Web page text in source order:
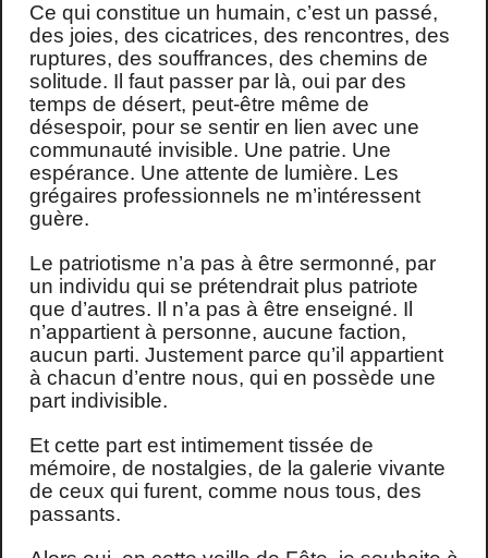
Ce qui constitue un humain, c’est un passé,
des joies, des cicatrices, des rencontres, des
ruptures, des souffrances, des chemins de
solitude. Il faut passer par là, oui par des
temps de désert, peut-être même de
désespoir, pour se sentir en lien avec une
communauté invisible. Une patrie. Une
espérance. Une attente de lumière. Les
grégaires professionnels ne m’intéressent
guère.
Le patriotisme n’a pas à être sermonné, par
un individu qui se prétendrait plus patriote
que d’autres. Il n’a pas à être enseigné. Il
n’appartient à personne, aucune faction,
aucun parti. Justement parce qu’il appartient
à chacun d’entre nous, qui en possède une
part indivisible.
Et cette part est intimement tissée de
mémoire, de nostalgies, de la galerie vivante
de ceux qui furent, comme nous tous, des
passants.